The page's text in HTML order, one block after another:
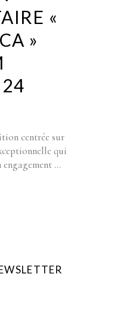
«
»
centrée sur
qui
engagement